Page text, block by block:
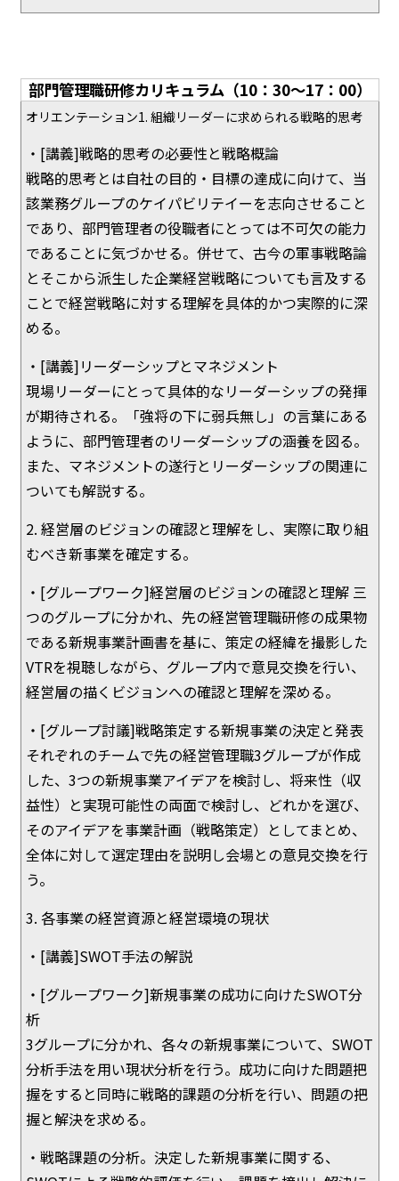
部門管理職研修カリキュラム（10：30～17：00）
オリエンテーション1. 組織リーダーに求められる戦略的思考
・[講義]戦略的思考の必要性と戦略概論
戦略的思考とは自社の目的・目標の達成に向けて、当
該業務グループのケイパビリテイーを志向させること
であり、部門管理者の役職者にとっては不可欠の能力
であることに気づかせる。併せて、古今の軍事戦略論
とそこから派生した企業経営戦略についても言及する
ことで経営戦略に対する理解を具体的かつ実際的に深
める。
・[講義]リーダーシップとマネジメント
現場リーダーにとって具体的なリーダーシップの発揮
が期待される。「強将の下に弱兵無し」の言葉にある
ように、部門管理者のリーダーシップの涵養を図る。
また、マネジメントの遂行とリーダーシップの関連に
ついても解説する。
2. 経営層のビジョンの確認と理解をし、実際に取り組
むべき新事業を確定する。
・[グループワーク]経営層のビジョンの確認と理解 三
つのグループに分かれ、先の経営管理職研修の成果物
である新規事業計画書を基に、策定の経緯を撮影した
VTRを視聴しながら、グループ内で意見交換を行い、
経営層の描くビジョンへの確認と理解を深める。
・[グループ討議]戦略策定する新規事業の決定と発表
それぞれのチームで先の経営管理職3グループが作成
した、3つの新規事業アイデアを検討し、将来性（収
益性）と実現可能性の両面で検討し、どれかを選び、
そのアイデアを事業計画（戦略策定）としてまとめ、
全体に対して選定理由を説明し会場との意見交換を行
う。
3. 各事業の経営資源と経営環境の現状
・[講義]SWOT手法の解説
・[グループワーク]新規事業の成功に向けたSWOT分
析
3グループに分かれ、各々の新規事業について、SWOT
分析手法を用い現状分析を行う。成功に向けた問題把
握をすると同時に戦略的課題の分析を行い、問題の把
握と解決を求める。
・戦略課題の分析。決定した新規事業に関する、